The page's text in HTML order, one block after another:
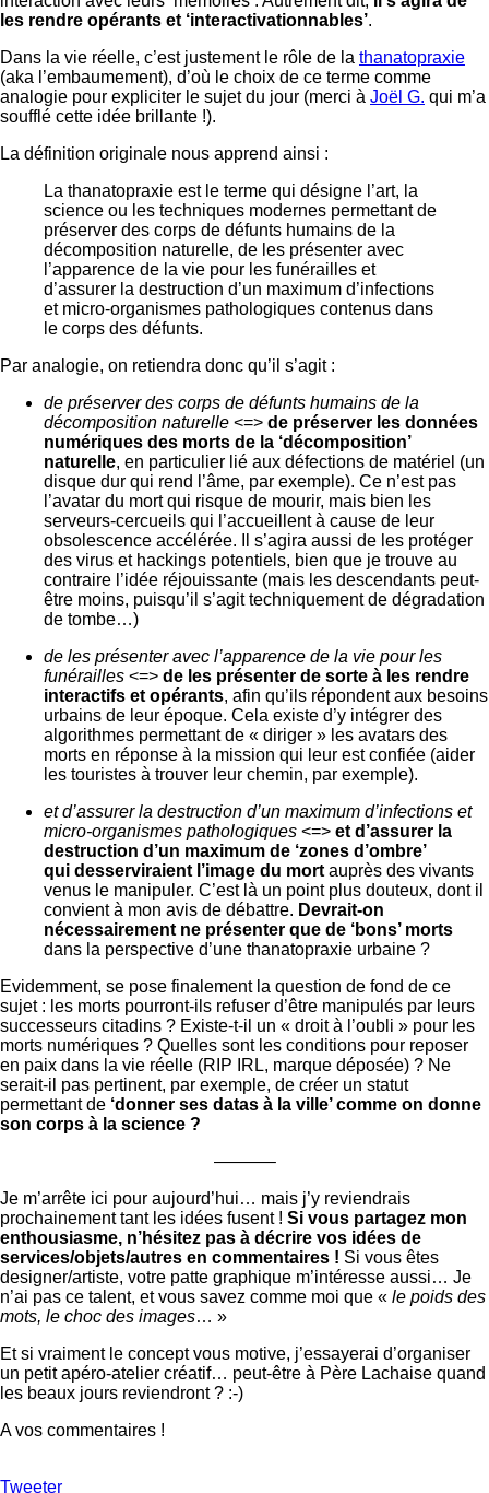
les rendre opérants et ‘interactivationnables’.
Dans la vie réelle, c’est justement le rôle de la thanatopraxie
(aka l’embaumement), d’où le choix de ce terme comme
analogie pour expliciter le sujet du jour (merci à Joël G. qui m’a
soufflé cette idée brillante !).
La définition originale nous apprend ainsi :
La thanatopraxie est le terme qui désigne l’art, la
science ou les techniques modernes permettant de
préserver des corps de défunts humains de la
décomposition naturelle, de les présenter avec
l’apparence de la vie pour les funérailles et
d’assurer la destruction d’un maximum d’infections
et micro-organismes pathologiques contenus dans
le corps des défunts.
Par analogie, on retiendra donc qu’il s’agit :
de préserver des corps de défunts humains de la
décomposition naturelle <=> de préserver les données
numériques des morts de la ‘décomposition’
naturelle, en particulier lié aux défections de matériel (un
disque dur qui rend l’âme, par exemple). Ce n’est pas
l’avatar du mort qui risque de mourir, mais bien les
serveurs-cercueils qui l’accueillent à cause de leur
obsolescence accélérée. Il s’agira aussi de les protéger
des virus et hackings potentiels, bien que je trouve au
contraire l’idée réjouissante (mais les descendants peut-
être moins, puisqu’il s’agit techniquement de dégradation
de tombe…)
de les présenter avec l’apparence de la vie pour les
funérailles <=> de les présenter de sorte à les rendre
interactifs et opérants, afin qu’ils répondent aux besoins
urbains de leur époque. Cela existe d’y intégrer des
algorithmes permettant de « diriger » les avatars des
morts en réponse à la mission qui leur est confiée (aider
les touristes à trouver leur chemin, par exemple).
et d’assurer la destruction d’un maximum d’infections et
micro-organismes pathologiques <=> et d’assurer la
destruction d’un maximum de ‘zones d’ombre’
qui desserviraient l’image du mort auprès des vivants
venus le manipuler. C’est là un point plus douteux, dont il
convient à mon avis de débattre. Devrait-on
nécessairement ne présenter que de ‘bons’ morts
dans la perspective d’une thanatopraxie urbaine ?
Evidemment, se pose finalement la question de fond de ce
sujet : les morts pourront-ils refuser d’être manipulés par leurs
successeurs citadins ? Existe-t-il un « droit à l’oubli » pour les
morts numériques ? Quelles sont les conditions pour reposer
en paix dans la vie réelle (RIP IRL, marque déposée) ? Ne
serait-il pas pertinent, par exemple, de créer un statut
permettant de ‘donner ses datas à la ville’ comme on donne
son corps à la science ?
———–
Je m’arrête ici pour aujourd’hui… mais j’y reviendrais
prochainement tant les idées fusent ! Si vous partagez mon
enthousiasme, n’hésitez pas à décrire vos idées de
services/objets/autres en commentaires ! Si vous êtes
designer/artiste, votre patte graphique m’intéresse aussi… Je
n’ai pas ce talent, et vous savez comme moi que « le poids des
mots, le choc des images… »
Et si vraiment le concept vous motive, j’essayerai d’organiser
un petit apéro-atelier créatif… peut-être à Père Lachaise quand
les beaux jours reviendront ? :-)
A vos commentaires !
Tweeter